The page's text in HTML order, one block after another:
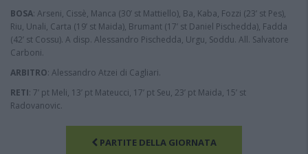
BOSA: Arseni, Cissè, Manca (30’ st Mattiello), Ba, Kaba, Fozzi (23’ st Pes),
Riu, Unali, Carta (19’ st Maida), Brumant (17’ st Daniel Pischedda), Fadda
(42’ st Cossu). A disp. Alessandro Pischedda, Urgu, Soddu. All. Salvatore
Carboni.
ARBITRO: Alessandro Atzei di Cagliari.
RETI: 7’ pt Meli, 13’ pt Mateucci, 17’ pt Seu, 23’ pt Maida, 15’ st
Radovanovic.
PARTITE DELLA GIORNATA